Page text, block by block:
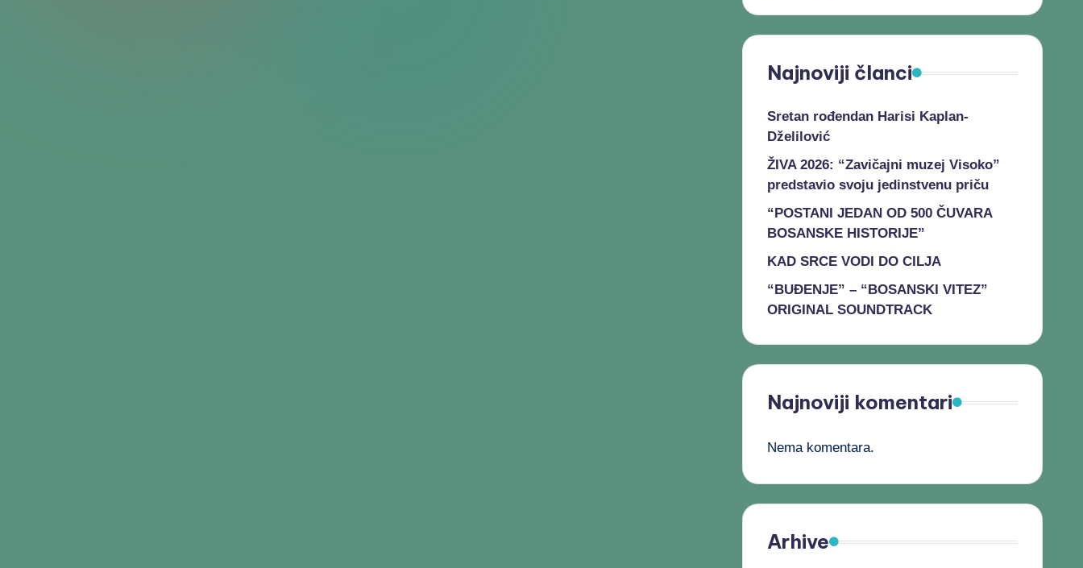
Najnoviji članci
Sretan rođendan Harisi Kaplan-
Dželilović
ŽIVA 2026: “Zavičajni muzej Visoko”
predstavio svoju jedinstvenu priču
“POSTANI JEDAN OD 500 ČUVARA
BOSANSKE HISTORIJE”
KAD SRCE VODI DO CILJA
“BUĐENJE” – “BOSANSKI VITEZ”
ORIGINAL SOUNDTRACK
Najnoviji komentari
Nema komentara.
Arhive